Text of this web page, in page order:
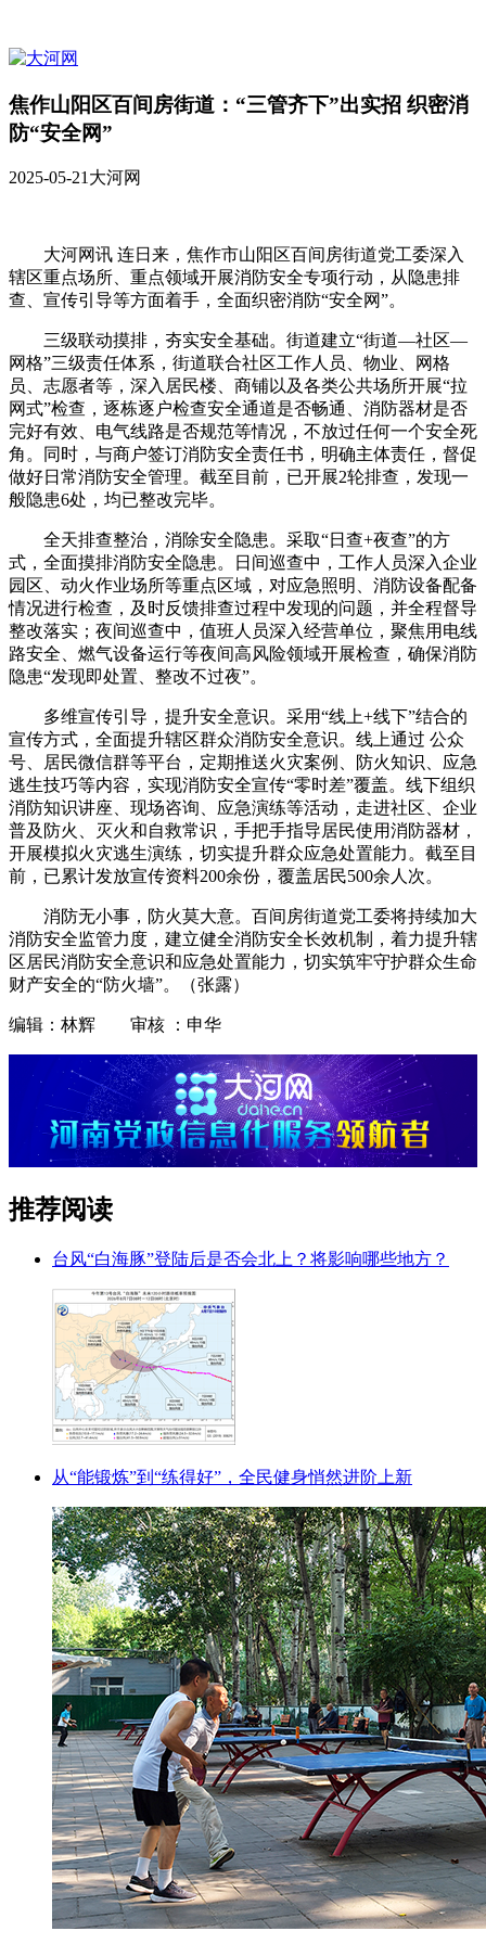
焦作山阳区百间房街道：“三管齐下”出实招 织密消
防“安全网”
2025-05-21大河网
大河网讯 连日来，焦作市山阳区百间房街道党工委深入
辖区重点场所、重点领域开展消防安全专项行动，从隐患排
查、宣传引导等方面着手，全面织密消防“安全网”。
三级联动摸排，夯实安全基础。街道建立“街道—社区—
网格”三级责任体系，街道联合社区工作人员、物业、网格
员、志愿者等，深入居民楼、商铺以及各类公共场所开展“拉
网式”检查，逐栋逐户检查安全通道是否畅通、消防器材是否
完好有效、电气线路是否规范等情况，不放过任何一个安全死
角。同时，与商户签订消防安全责任书，明确主体责任，督促
做好日常消防安全管理。截至目前，已开展2轮排查，发现一
般隐患6处，均已整改完毕。
全天排查整治，消除安全隐患。采取“日查+夜查”的方
式，全面摸排消防安全隐患。日间巡查中，工作人员深入企业
园区、动火作业场所等重点区域，对应急照明、消防设备配备
情况进行检查，及时反馈排查过程中发现的问题，并全程督导
整改落实；夜间巡查中，值班人员深入经营单位，聚焦用电线
路安全、燃气设备运行等夜间高风险领域开展检查，确保消防
隐患“发现即处置、整改不过夜”。
多维宣传引导，提升安全意识。采用“线上+线下”结合的
宣传方式，全面提升辖区群众消防安全意识。线上通过 公众
号、居民微信群等平台，定期推送火灾案例、防火知识、应急
逃生技巧等内容，实现消防安全宣传“零时差”覆盖。线下组织
消防知识讲座、现场咨询、应急演练等活动，走进社区、企业
普及防火、灭火和自救常识，手把手指导居民使用消防器材，
开展模拟火灾逃生演练，切实提升群众应急处置能力。截至目
前，已累计发放宣传资料200余份，覆盖居民500余人次。
消防无小事，防火莫大意。百间房街道党工委将持续加大
消防安全监管力度，建立健全消防安全长效机制，着力提升辖
区居民消防安全意识和应急处置能力，切实筑牢守护群众生命
财产安全的“防火墙”。（张露）
编辑：林辉 审核 ：申华
推荐阅读
台风“白海豚”登陆后是否会北上？将影响哪些地方？
从“能锻炼”到“练得好”，全民健身悄然进阶上新